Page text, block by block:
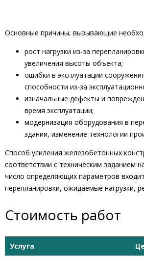
Основные причины, вызывающие
рост нагрузки из-за
увеличения высоты объекта;
ошибки в эксплуатации
способности из-за
изначальные дефекты и
время эксплуатации;
модернизация оборудования в
здании, изменение технологии
Способ усиления железобетонных
соответствии с техническим заданием
число определяющих параметров
перепланировки, ожидаемые нагрузки,
Стоимость работ
Услуга